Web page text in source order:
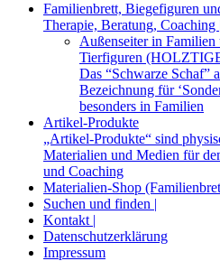
Familienbrett, Biegefiguren
Therapie, Beratung, Coaching |
Außenseiter in
Tierfiguren
Das “Schwarze Schaf”
Bezeichnung für
besonders in Familien
Artikel-Produkte
„Artikel-Produkte“ sind
Materialien und Medien für
und Coaching
Materialien-Shop
Suchen und finden |
Kontakt |
Datenschutzerklärung
Impressum